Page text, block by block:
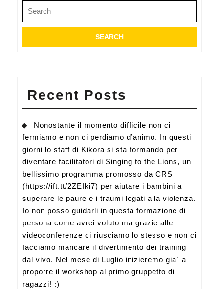
for:
Recent Posts
Nonostante il momento difficile non ci
fermiamo e non ci perdiamo d’animo. In questi
giorni lo staff di Kikora si sta formando per
diventare facilitatori di Singing to the Lions, un
bellissimo programma promosso da CRS
(https://ift.tt/2ZEIki7) per aiutare i bambini a
superare le paure e i traumi legati alla violenza.
Io non posso guidarli in questa formazione di
persona come avrei voluto ma grazie alle
videoconferenze ci riusciamo lo stesso e non ci
facciamo mancare il divertimento dei training
dal vivo. Nel mese di Luglio inizieremo gia` a
proporre il workshop al primo gruppetto di
ragazzi! :)